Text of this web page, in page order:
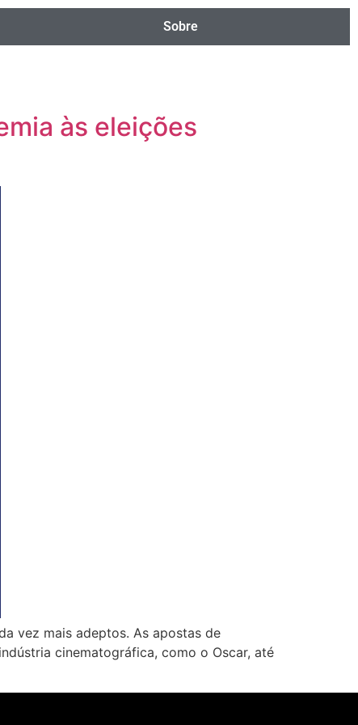
Sobre
às eleições
vez mais adeptos. As apostas de
cinematográfica, como o Oscar, até